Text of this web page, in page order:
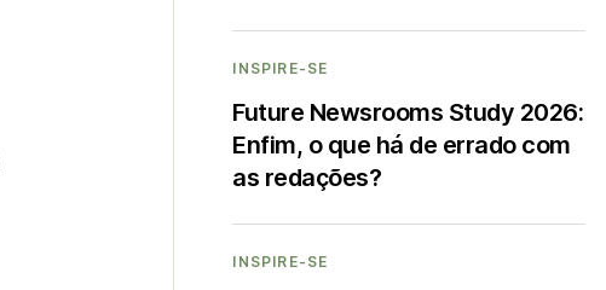
INSPIRE-SE
Future Newsrooms Study 2026:
Enfim, o que há de errado com
as redações?
INSPIRE-SE